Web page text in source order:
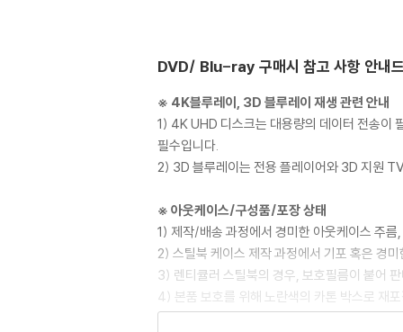
DVD/ Blu-ray 구매시 참고 사항 안내
※ 4K블루레이, 3D 블루레이 재생 관련 안내
1) 4K UHD 디스크는 대용량의 데이터 전송이
필수입니다.
2) 3D 블루레이는 전용 플레이어와 3D 지원
※ 아웃케이스/구성품/포장 상태
1) 제작/배송 과정에서 경미한 아웃케이스 주
2) 스틸북 케이스 제작 과정에서 기포 혹은 경
3) 렌티큘러 스틸북의 경우, 보호필름이 붙어
4) 본품 보호를 위해 노란색의 카톤 박스로 재
5) 아웃케이스/구성품/포장 상태 불량에 의한